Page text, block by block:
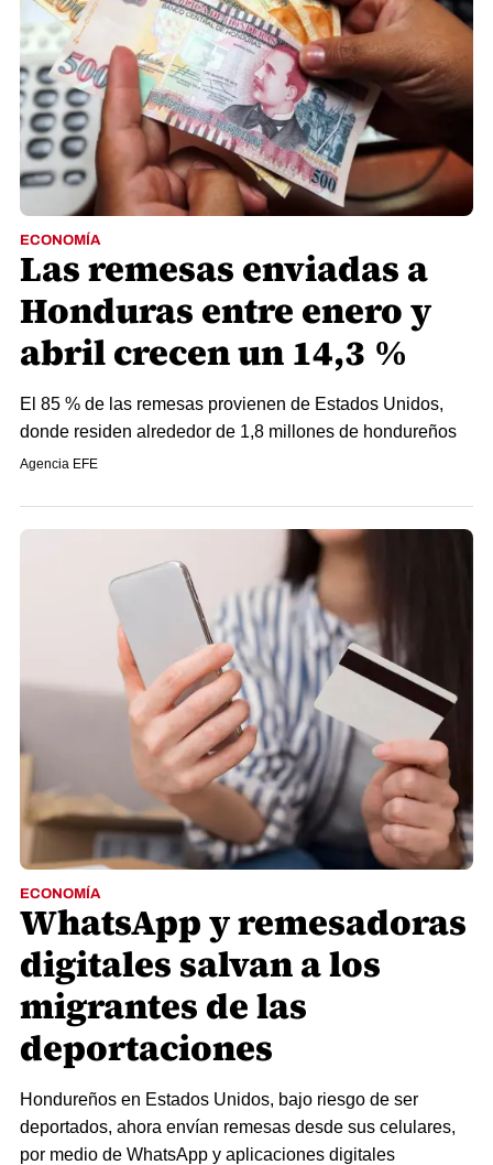
ECONOMÍA
Las remesas enviadas a
Honduras entre enero y
abril crecen un 14,3 %
El 85 % de las remesas provienen de Estados Unidos,
donde residen alrededor de 1,8 millones de hondureños
Agencia EFE
ECONOMÍA
WhatsApp y remesadoras
digitales salvan a los
migrantes de las
deportaciones
Hondureños en Estados Unidos, bajo riesgo de ser
deportados, ahora envían remesas desde sus celulares,
por medio de WhatsApp y aplicaciones digitales